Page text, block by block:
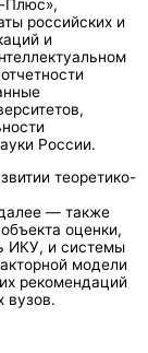
Плюс»,
российских и
и
России.
теоретико-
— также
оценки,
ИКУ, и системы
модели
рекомендаций
вузов.